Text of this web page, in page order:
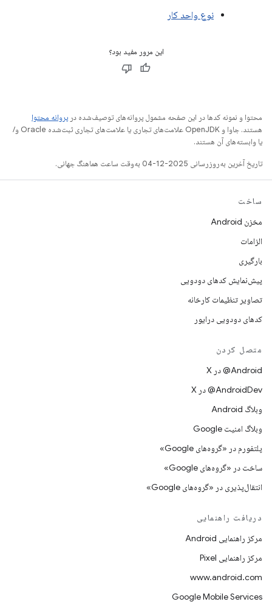
نوع واحد کار
این مرور مفید بود؟
محتوا و نمونه کدها در این صفحه مشمول پروانه‌های توصیف‌شده در پروانه محتوا
هستند. جاوا و OpenJDK علامت‌های تجاری یا علامت‌های تجاری ثبت‌شده Oracle و/
یا وابسته‌های آن هستند.
تاریخ آخرین به‌روزرسانی 2025-12-04 به‌وقت ساعت هماهنگ جهانی.
ساخت
مخزن Android
الزامات
بارگیری
پیش‌نمایش کدهای دودویی
تصاویر تنظیمات کارخانه
کدهای دودویی درایور
متصل کردن
‫‎@Android در X
‫‎@AndroidDev در X
وبلاگ Android
وبلاگ امنیت Google
پلتفورم در «گروه‌های Google»
ساخت در «گروه‌های Google»
انتقال‌پذیری در «گروه‌های Google»
دریافت راهنمایی
مرکز راهنمایی Android
مرکز راهنمایی Pixel
www.android.com
Google Mobile Services